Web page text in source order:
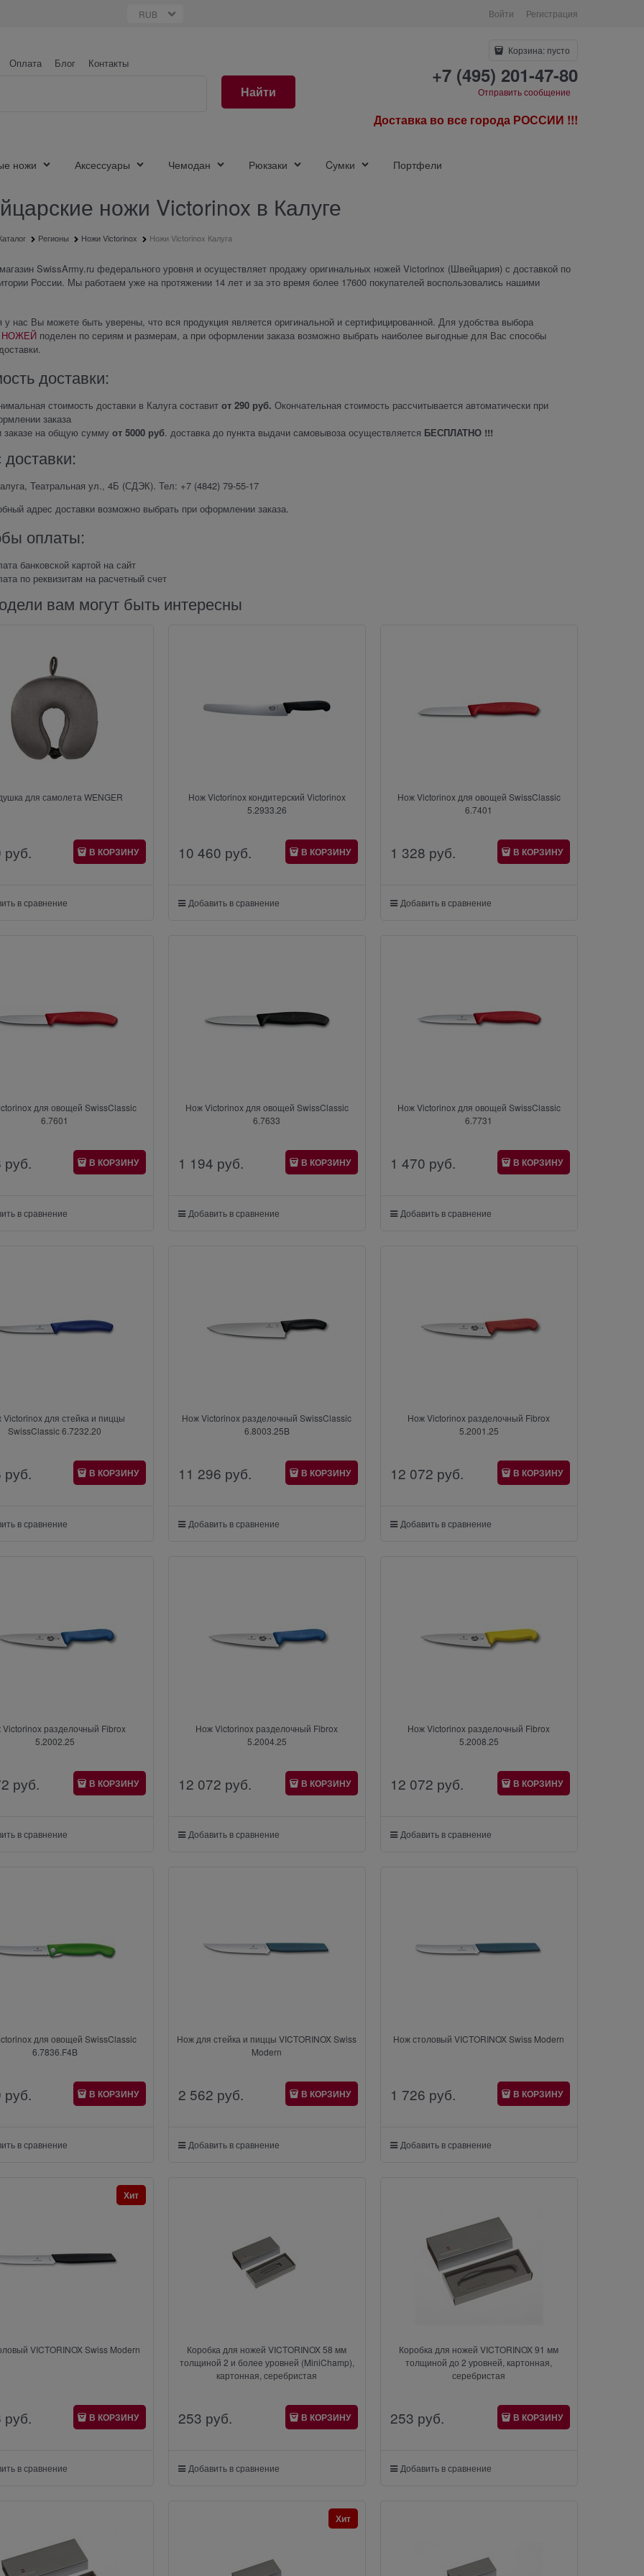
Войти Регистрация
Оплата Блог Контакты
Найти
Корзина: пусто
+7 (495) 201-47-80
Отправить сообщение
Доставка во все города РОССИИ !!!
ножи Аксессуары Чемодан Рюкзаки Cумки Портфели
ножи Victorinox в Калуге
Регионы Ножи Victorinox Ножи Victorinox Калуга
SwissArmy.ru федерального уровня и осуществляет продажу оригинальных ножей Victorinox (Швейцария) с доставкой по
России. Мы работаем уже на протяжении 14 лет и за это время более 17600 покупателей воспользовались нашими
у нас Вы можете быть уверены, что вся продукция является оригинальной и сертифицированной. Для удобства выбора
НОЖЕЙ поделен по сериям и размерам, а при оформлении заказа возможно выбрать наиболее выгодные для Вас способы
доставки:
стоимость доставки в Калуга составит от 290 руб. Окончательная стоимость рассчитывается автоматически при
заказа
заказе на общую сумму от 5000 руб. доставка до пункта выдачи самовывоза осуществляется БЕСПЛАТНО !!!
Театральная ул., 4Б (СДЭК). Тел: +7 (4842) 79‑55-17
адрес доставки возможно выбрать при оформлении заказа.
оплаты:
банковской картой на сайт
по реквизитам на расчетный счет
вам могут быть интересны
для самолета WENGER
руб. В КОРЗИНУ
в сравнение
Нож Victorinox кондитерский Victorinox
5.2933.26
10 460 руб. В КОРЗИНУ
Добавить в сравнение
Нож Victorinox для овощей SwissClassic
6.7401
1 328 руб. В КОРЗИНУ
Добавить в сравнение
для овощей SwissClassic
6.7601
руб. В КОРЗИНУ
в сравнение
Нож Victorinox для овощей SwissClassic
6.7633
1 194 руб. В КОРЗИНУ
Добавить в сравнение
Нож Victorinox для овощей SwissClassic
6.7731
1 470 руб. В КОРЗИНУ
Добавить в сравнение
для стейка и пиццы
SwissClassic 6.7232.20
руб. В КОРЗИНУ
в сравнение
Нож Victorinox разделочный SwissClassic
6.8003.25B
11 296 руб. В КОРЗИНУ
Добавить в сравнение
Нож Victorinox разделочный Fibrox
5.2001.25
12 072 руб. В КОРЗИНУ
Добавить в сравнение
разделочный Fibrox
5.2002.25
руб. В КОРЗИНУ
в сравнение
Нож Victorinox разделочный Fibrox
5.2004.25
12 072 руб. В КОРЗИНУ
Добавить в сравнение
Нож Victorinox разделочный Fibrox
5.2008.25
12 072 руб. В КОРЗИНУ
Добавить в сравнение
для овощей SwissClassic
6.7836.F4B
руб. В КОРЗИНУ
в сравнение
Нож для стейка и пиццы VICTORINOX Swiss
Modern
2 562 руб. В КОРЗИНУ
Добавить в сравнение
Нож столовый VICTORINOX Swiss Modern
1 726 руб. В КОРЗИНУ
Добавить в сравнение
VICTORINOX Swiss Modern
Хит
руб. В КОРЗИНУ
в сравнение
Коробка для ножей VICTORINOX 58 мм
толщиной 2 и более уровней (MiniChamp),
картонная, серебристая
253 руб. В КОРЗИНУ
Добавить в сравнение
Коробка для ножей VICTORINOX 91 мм
толщиной до 2 уровней, картонная,
серебристая
253 руб. В КОРЗИНУ
Добавить в сравнение
Хит